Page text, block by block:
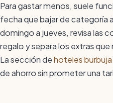
Para gastar menos, suele
fecha que bajar de categoría
domingo a jueves, revisa las
regalo y separa los extras que
La sección dehoteles
de ahorro sin prometer una